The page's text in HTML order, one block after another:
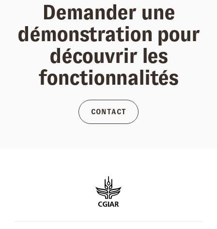
Demander une
démonstration pour
découvrir les
fonctionnalités
CONTACT